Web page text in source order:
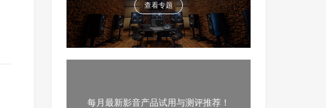
查看专题
每月最新影音产品试用与测评推荐！